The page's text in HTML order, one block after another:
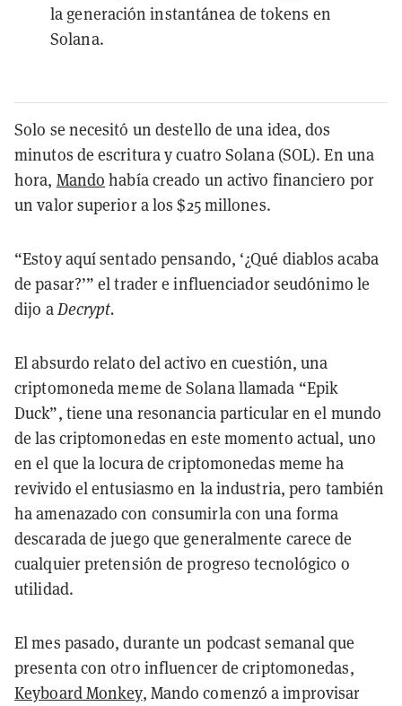
la generación instantánea de tokens en
Solana.
Solo se necesitó un destello de una idea, dos
minutos de escritura y cuatro Solana (SOL). En una
hora, Mando había creado un activo financiero por
un valor superior a los $25 millones.
“Estoy aquí sentado pensando, ‘¿Qué diablos acaba
de pasar?’” el trader e influenciador seudónimo le
dijo aDecrypt.
El absurdo relato del activo en cuestión, una
criptomoneda meme de Solana llamada “Epik
Duck”, tiene una resonancia particular en el mundo
de las criptomonedas en este momento actual, uno
en el que la locura de criptomonedas meme ha
revivido el entusiasmo en la industria, pero también
ha amenazado con consumirla con una forma
descarada de juego que generalmente carece de
cualquier pretensión de progreso tecnológico o
utilidad.
El mes pasado, durante un podcast semanal que
presenta con otro influencer de criptomonedas,
Keyboard Monkey, Mando comenzó a improvisar